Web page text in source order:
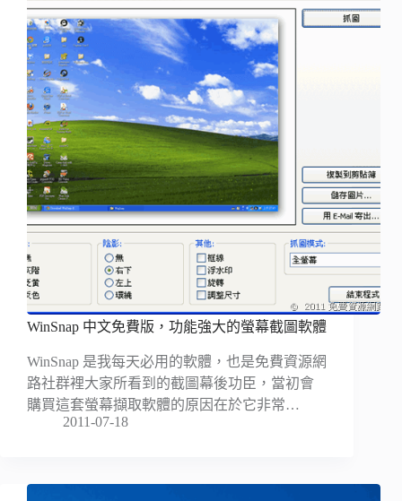
WinSnap 中文免費版，功能強大的螢幕截圖軟體
WinSnap 是我每天必用的軟體，也是免費資源網
路社群裡大家所看到的截圖幕後功臣，當初會
購買這套螢幕擷取軟體的原因在於它非常…
2011-07-18